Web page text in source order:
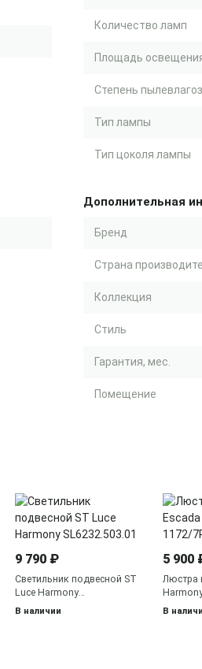
Количество ламп
Площадь
Степень
Тип лампы
Тип цоколя лампы
Дополнительная
Бренд
Страна
Коллекция
Стиль
Гарантия, мес.
Помещение
9 790 ₽
Светильник подвесной ST
Luce Harmony
SL6232.503.01
В наличии
5 900
Люстра
В